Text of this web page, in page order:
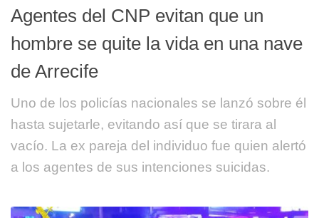
Agentes del CNP evitan que un
hombre se quite la vida en una nave
de Arrecife
Uno de los policías nacionales se lanzó sobre él
hasta sujetarle, evitando así que se tirara al
vacío. La ex pareja del individuo fue quien alertó
a los agentes de sus intenciones suicidas.